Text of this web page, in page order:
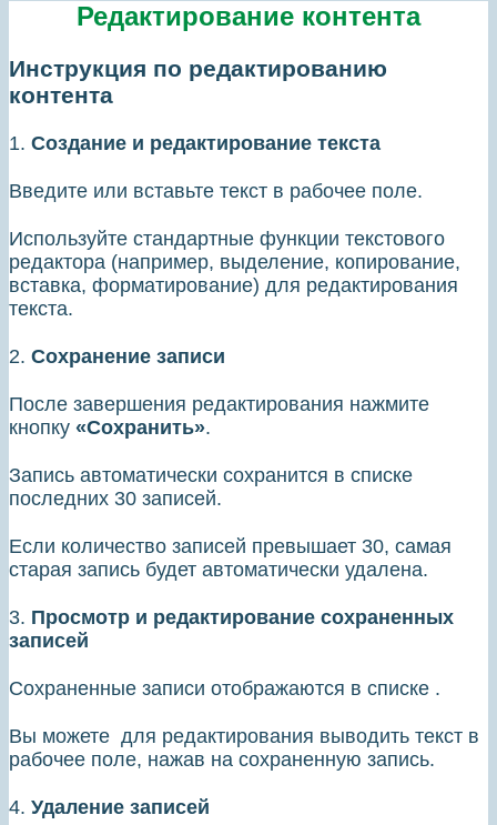
Редактирование контента
Инструкция по редактированию
контента
1. Создание и редактирование текста
Введите или вставьте текст в рабочее поле.
Используйте стандартные функции текстового
редактора (например, выделение, копирование,
вставка, форматирование) для редактирования
текста.
2. Сохранение записи
После завершения редактирования нажмите
кнопку «Сохранить».
Запись автоматически сохранится в списке
последних 30 записей.
Если количество записей превышает 30, самая
старая запись будет автоматически удалена.
3. Просмотр и редактирование сохраненных
записей
Сохраненные записи отображаются в списке .
Вы можете для редактирования выводить текст в
рабочее поле, нажав на сохраненную запись.
4. Удаление записей